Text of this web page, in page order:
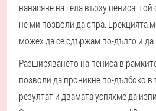
нанасяне на гела върху пениса,
не ми позволи да спра. Ерекцията
можех да се сдържам по-дълго и
Разширяването на пениса в
позволи да проникне по-дълбоко в
резултат и двамата успяхме да